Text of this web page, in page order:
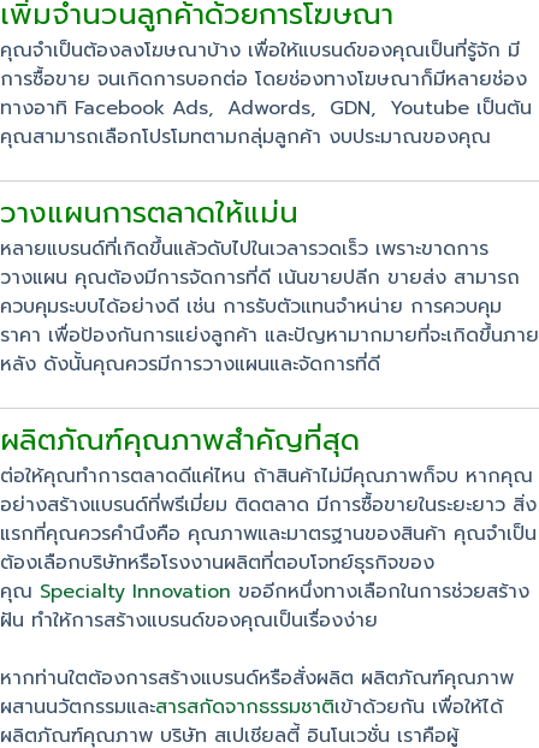
เพิ่มจำนวนลูกค้าด้วยการโฆษณา
คุณจำเป็นต้องลงโฆษณาบ้าง เพื่อให้แบรนด์ของคุณเป็นที่รู้จัก มี
การซื้อขาย จนเกิดการบอกต่อ โดยช่องทางโฆษณาก็มีหลายช่อง
ทางอาทิ Facebook Ads, Adwords, GDN, Youtube เป็นต้น
คุณสามารถเลือกโปรโมทตามกลุ่มลูกค้า งบประมาณของคุณ
วางแผนการตลาดให้แม่น
หลายแบรนด์ที่เกิดขึ้นแล้วดับไปในเวลารวดเร็ว เพราะขาดการ
วางแผน คุณต้องมีการจัดการที่ดี เน้นขายปลีก ขายส่ง สามารถ
ควบคุมระบบได้อย่างดี เช่น การรับตัวแทนจำหน่าย การควบคุม
ราคา เพื่อป้องกันการแย่งลูกค้า และปัญหามากมายที่จะเกิดขึ้นภาย
หลัง ดังนั้นคุณควรมีการวางแผนและจัดการที่ดี
ผลิตภัณฑ์คุณภาพสำคัญที่สุด
ต่อให้คุณทำการตลาดดีแค่ไหน ถ้าสินค้าไม่มีคุณภาพก็จบ หากคุณ
อย่างสร้างแบรนด์ที่พรีเมี่ยม ติดตลาด มีการซื้อขายในระยะยาว สิ่ง
แรกที่คุณควรคำนึงคือ คุณภาพและมาตรฐานของสินค้า คุณจำเป็น
ต้องเลือกบริษัทหรือโรงงานผลิตที่ตอบโจทย์ธุรกิจของ
คุณ Specialty Innovation ขออีกหนึ่งทางเลือกในการช่วยสร้าง
ฝัน ทำให้การสร้างแบรนด์ของคุณเป็นเรื่องง่าย
หากท่านใตต้องการสร้างแบรนด์หรือสั่งผลิต ผลิตภัณฑ์คุณภาพ
ผสานนวัตกรรมและสารสกัดจากธรรมชาติเข้าด้วยกัน เพื่อให้ได้
ผลิตภัณฑ์คุณภาพ บริษัท สเปเชียลตี้ อินโนเวชั่น เราคือผู้